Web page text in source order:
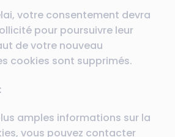
votre consentement devra
pour poursuivre leur
de votre nouveau
cookies sont supprimés.
amples informations sur la
vous pouvez contacter